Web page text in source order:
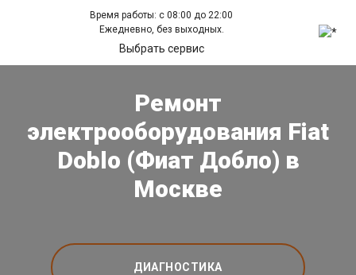
Время работы: с 08:00 до 22:00
Ежедневно, без выходных.
Выбрать сервис
Ремонт
электрооборудования Fiat
Doblo (Фиат Добло) в
Москве
ДИАГНОСТИКА